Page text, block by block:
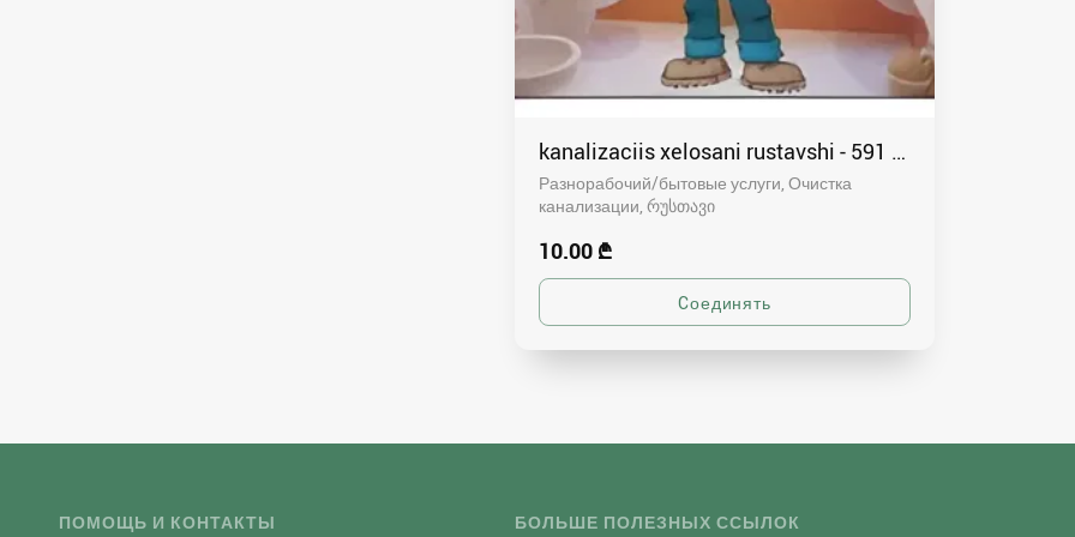
kanalizaciis xelosani rustavshi - 591 00 46 80
Разнорабочий/бытовые услуги, Очистка
канализации რუსთავი
10.00 ₾
ПОМОЩЬ И КОНТАКТЫ БОЛЬШЕ ПОЛЕЗНЫХ ССЫЛОК